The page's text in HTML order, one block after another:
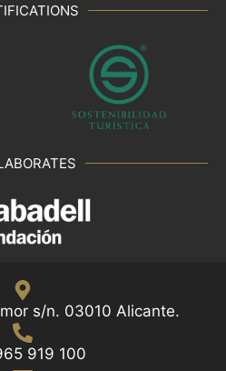
s/n. 03010 Alicante.
919 100